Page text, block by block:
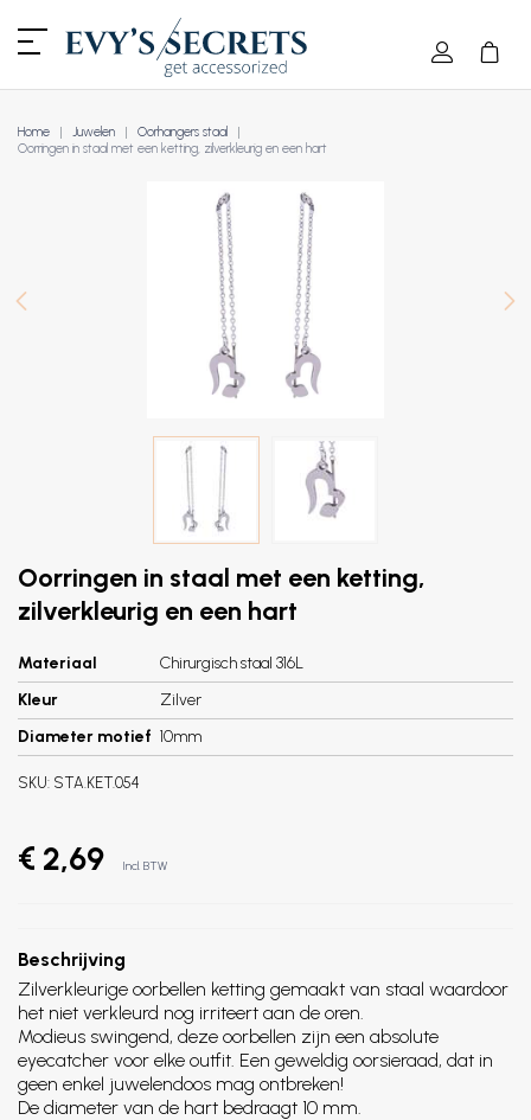
Home Juwelen
Oorhangers staal
Oorringen in staal met een ketting, zilverkleurig en een hart
Oorringen in staal met een ketting,
zilverkleurig en een hart
Materiaal
Chirurgisch staal 316L
Kleur
Zilver
Diameter motief 10mm
SKU: STA.KET.054
€ 2,69 Incl. BTW
Beschrijving
Zilverkleurige oorbellen ketting gemaakt van staal waardoor
het niet verkleurd nog irriteert aan de oren.
Modieus swingend, deze oorbellen zijn een absolute
eyecatcher voor elke outfit. Een geweldig oorsieraad, dat in
geen enkel juwelendoos mag ontbreken!
De diameter van de hart bedraagt 10 mm.